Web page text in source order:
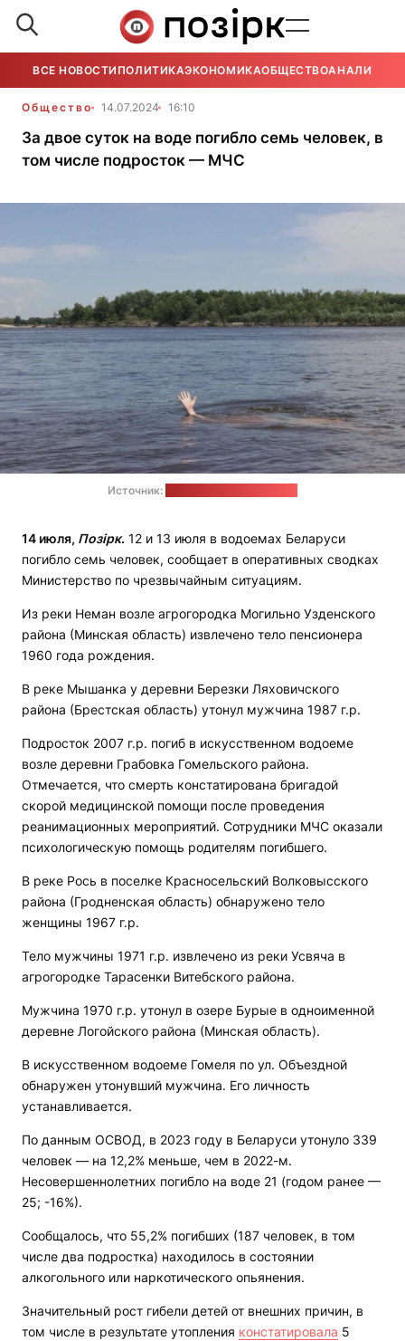
ВСЕ НОВОСТИ ПОЛИТИКАЭКОНОМИКАОБЩЕСТВОАНАЛИТИКА
Общество 14.07.2024 16:10
За двое суток на воде погибло семь человек, в
том числе подросток — МЧС
Источник:
14 июля, Позірк. 12 и 13 июля в водоемах Беларуси
погибло семь человек, сообщает в оперативных сводках
Министерство по чрезвычайным ситуациям.
Из реки Неман возле агрогородка Могильно Узденского
района (Минская область) извлечено тело пенсионера
1960 года рождения.
В реке Мышанка у деревни Березки Ляховичского
района (Брестская область) утонул мужчина 1987 г.р.
Подросток 2007 г.р. погиб в искусственном водоеме
возле деревни Грабовка Гомельского района.
Отмечается, что смерть констатирована бригадой
скорой медицинской помощи после проведения
реанимационных мероприятий. Сотрудники МЧС оказали
психологическую помощь родителям погибшего.
В реке Рось в поселке Красносельский Волковысского
района (Гродненская область) обнаружено тело
женщины 1967 г.р.
Тело мужчины 1971 г.р. извлечено из реки Усвяча в
агрогородке Тарасенки Витебского района.
Мужчина 1970 г.р. утонул в озере Бурые в одноименной
деревне Логойского района (Минская область).
В искусственном водоеме Гомеля по ул. Объездной
обнаружен утонувший мужчина. Его личность
устанавливается.
По данным ОСВОД, в 2023 году в Беларуси утонуло 339
человек — на 12,2% меньше, чем в 2022-м.
Несовершеннолетних погибло на воде 21 (годом ранее —
25; -16%).
Сообщалось, что 55,2% погибших (187 человек, в том
числе два подростка) находилось в состоянии
алкогольного или наркотического опьянения.
Значительный рост гибели детей от внешних причин, в
том числе в результате утопления констатировала 5